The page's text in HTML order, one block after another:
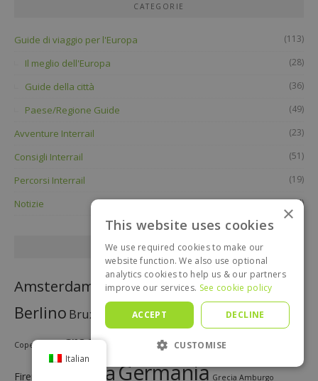
CATEGORIE
Guide di viaggio per l'Europa (113)
Il meglio dell'Europa (28)
Guide della città (36)
Paese/Regione Guide (49)
Avventure Interrail (23)
Consigli Interrail (51)
Percorsi Interrail (19)
Notizie (24)
DESTINAZIONI
Amsterdam Austriabarcellona Belgio
Berlino Bruxelles budapest acqua di colonia
Copenaghen croazia Repubblica ceca
Firenze FranciaGermania Grecia Amburgo
Italian
×
This website uses cookies
We use required cookies to make our
website function. We also use optional
analytics cookies to help us & our partners
improve our services. See cookie policy
ACCEPT DECLINE
CUSTOMISE